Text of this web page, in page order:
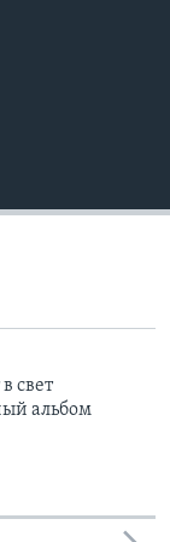
свет
альбом